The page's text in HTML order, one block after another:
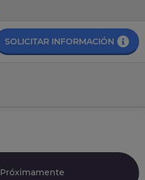
SOLICITAR INFORMACIÓN
Próximamente